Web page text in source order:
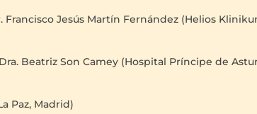
Francisco Jesús Martín Fernández (Helios
Dra. Beatriz Son Camey (Hospital Príncipe de
Paz, Madrid)